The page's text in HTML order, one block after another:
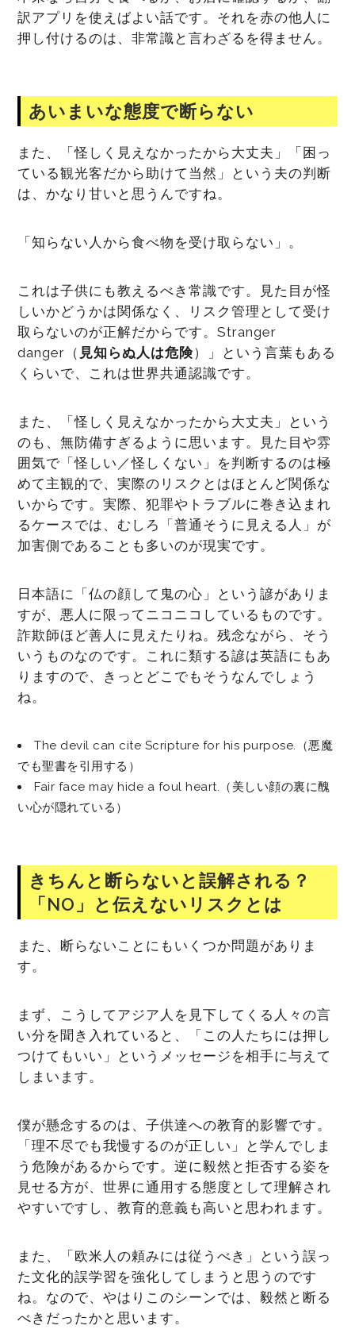
訳アプリを使えばよい話です。それを赤の他人に
押し付けるのは、非常識と言わざるを得ません。
あいまいな態度で断らない
また、「怪しく見えなかったから大丈夫」「困っ
ている観光客だから助けて当然」という夫の判断
は、かなり甘いと思うんですね。
「知らない人から食べ物を受け取らない」。
これは子供にも教えるべき常識です。見た目が怪
しいかどうかは関係なく、リスク管理として受け
取らないのが正解だからです。Stranger
danger（ 見知らぬ人は危険）」という言葉もある
くらいで、これは世界共通認識です。
また、「怪しく見えなかったから大丈夫」という
のも、無防備すぎるように思います。見た目や雰
囲気で「怪しい／怪しくない」を判断するのは極
めて主観的で、実際のリスクとはほとんど関係な
いからです。実際、犯罪やトラブルに巻き込まれ
るケースでは、むしろ「普通そうに見える人」が
加害側であることも多いのが現実です。
日本語に「仏の顔して鬼の心」という諺がありま
すが、悪人に限ってニコニコしているものです。
詐欺師ほど善人に見えたりね。残念ながら、そう
いうものなのです。これに類する諺は英語にもあ
りますので、きっとどこでもそうなんでしょう
ね。
The devil can cite Scripture for his purpose.（悪魔
でも聖書を引用する）
Fair face may hide a foul heart.（美しい顔の裏に醜
い心が隠れている）
きちんと断らないと誤解される？
「NO」と伝えないリスクとは
また、断らないことにもいくつか問題がありま
す。
まず、こうしてアジア人を見下してくる人々の言
い分を聞き入れていると、「この人たちには押し
つけてもいい」というメッセージを相手に与えて
しまいます。
僕が懸念するのは、子供達への教育的影響です。
「理不尽でも我慢するのが正しい」と学んでしま
う危険があるからです。逆に毅然と拒否する姿を
見せる方が、世界に通用する態度として理解され
やすいですし、教育的意義も高いと思われます。
また、「欧米人の頼みには従うべき」という誤っ
た文化的誤学習を強化してしまうと思うのです
ね。なので、やはりこのシーンでは、毅然と断る
べきだったかと思います。